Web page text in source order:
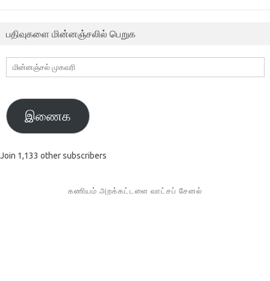
பதிவுகளை மின்னஞ்சலில் பெறுக
மின்னஞ்சல்
முகவரி
இணைக
Join 1,133 other subscribers
கணியம் அறக்கட்டளை வாட்சப் சேனல்